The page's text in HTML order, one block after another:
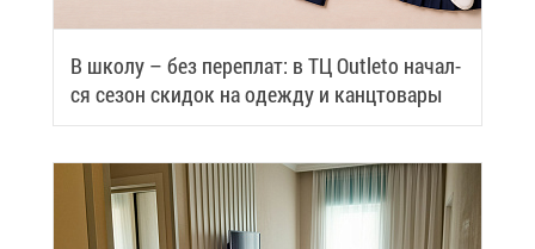
В шко­лу – без пе­ре­плат: в ТЦ Outleto на­чал­
ся се­зон ски­док на одеж­ду и канц­то­ва­ры